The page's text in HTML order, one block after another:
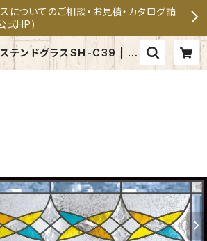
についてのご相談・お見積・カタログ請
式HP)
ステンドグラスSH-C39 | セ
ム ステンドグラス専門メー